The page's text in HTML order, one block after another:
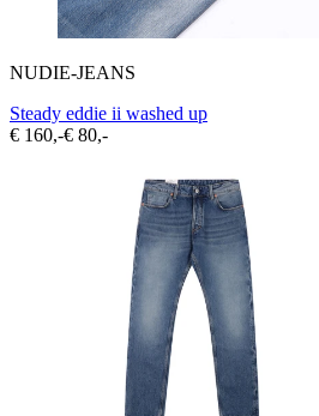
NUDIE-JEANS
Steady eddie ii washed up
€ 160,-€ 80,-